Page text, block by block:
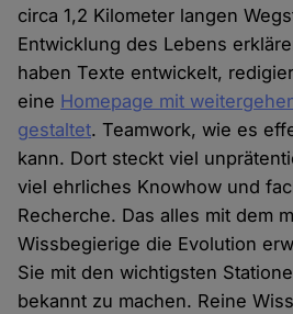
circa 1,2 Kilometer langen
Entwicklung des Lebens
haben Texte entwickelt,
eine Homepage mit
gestaltet. Teamwork, wie es
kann. Dort steckt viel
viel ehrliches Knowhow und
Recherche. Das alles mit dem
Wissbegierige die Evolution
Sie mit den wichtigsten
bekannt zu machen. Reine